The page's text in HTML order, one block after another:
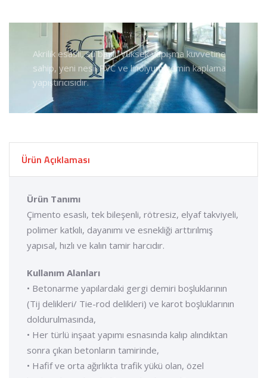
Akrilik esaslı, su bazlı, yüksek yapışma kuvvetine
sahip, yeni nesil PVC ve linolyum zemin kaplama
yapıştırıcısıdır.
Ürün Açıklaması
Ürün Tanımı
Çimento esaslı, tek bileşenli, rötresiz, elyaf takviyeli,
polimer katkılı, dayanımı ve esnekliği arttırılmış
yapısal, hızlı ve kalın tamir harcıdır.
Kullanım Alanları
• Betonarme yapılardaki gergi demiri boşluklarının
(Tij delikleri/ Tie-rod delikleri) ve karot boşluklarının
doldurulmasında,
• Her türlü inşaat yapımı esnasında kalıp alındıktan
sonra çıkan betonların tamirinde,
• Hafif ve orta ağırlıkta trafik yükü olan, özel